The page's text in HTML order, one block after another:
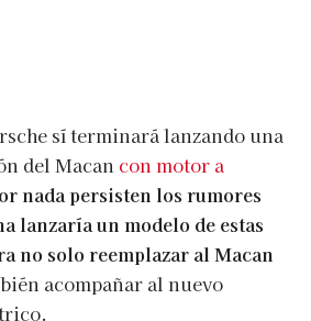
sí terminará lanzando una
del Macan con motor a
nada persisten los rumores
lanzaría un modelo de estas
no solo reemplazar al Macan
acompañar al nuevo